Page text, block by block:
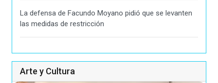
La defensa de Facundo Moyano pidió que se levanten
las medidas de restricción
Arte y Cultura